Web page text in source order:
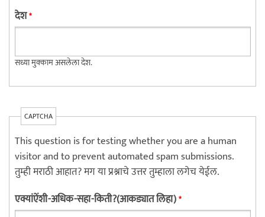
देश*
सध्या मुक्काम असलेला देश.
CAPTCHA
This question is for testing whether you are a human
visitor and to prevent automated spam submissions.
तुम्ही मराठी आहात? मग या प्रश्नाचे उत्तर तुम्हाला लगेच येईल.
एक्यांऐंशी-अधिक-सहा-किती?(आकड्यात लिहा)*